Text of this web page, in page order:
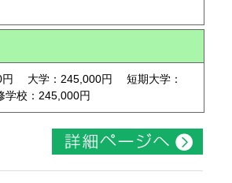
円 大学：245,000円 短期大学：
校：245,000円